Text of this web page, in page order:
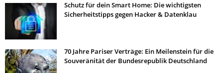
Schutz für dein Smart Home: Die wichtigsten
Sicherheitstipps gegen Hacker & Datenklau
70 Jahre Pariser Verträge: Ein Meilenstein für die
Souveränität der Bundesrepublik Deutschland